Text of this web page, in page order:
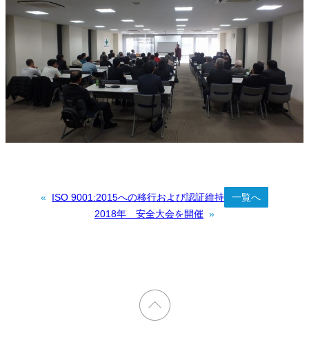
« ISO 9001:2015への移行および認証維持
一覧へ
2018年 安全大会を開催 »